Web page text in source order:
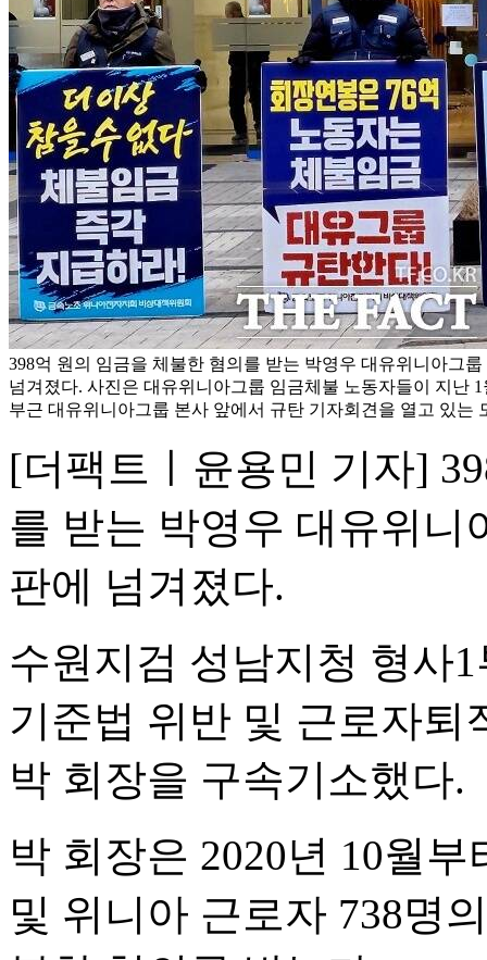
398억 원의 임금을 체불한 혐의를 받는 박영우 대유위니아그
넘겨졌다. 사진은 대유위니아그룹 임금체불 노동자들이 지난
부근 대유위니아그룹 본사 앞에서 규탄 기자회견을 열고 있는
[더팩트ㅣ윤용민 기자]
를 받는 박영우 대유위니
판에 넘겨졌다.
수원지검 성남지청 형사
기준법 위반 및 근로자퇴
박 회장을 구속기소했다.
박 회장은 2020년 10월
및 위니아 근로자 738명